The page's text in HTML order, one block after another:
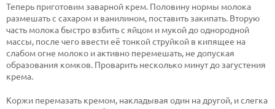
Теперь приготовим заварной крем. Половину нормы молока
размешать с сахаром и ванилином, поставить закипать. Вторую
часть молока быстро взбить с яйцом и мукой до однородной
массы, после чего ввести её тонкой струйкой в кипящее на
слабом огне молоко и активно перемешать, не допуская
образования комков. Проварить несколько минут до загустения
крема.
Коржи перемазать кремом, накладывая один на другой, и слегка